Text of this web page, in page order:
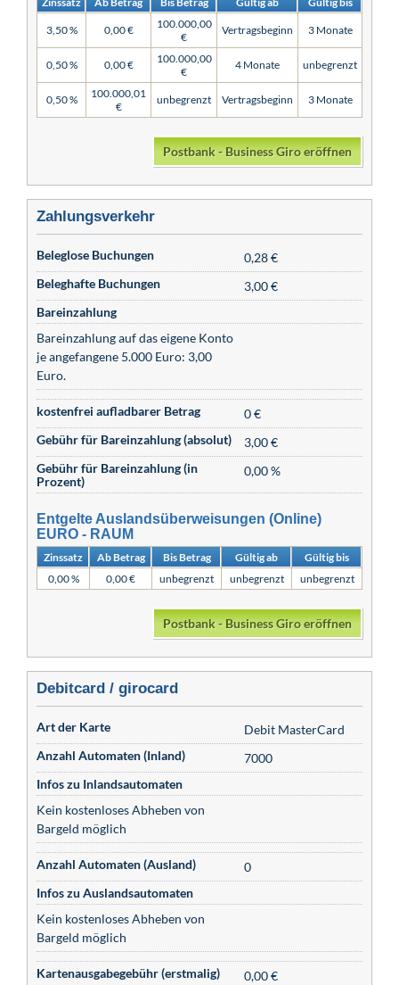
3,50 % 0,00 €
100.000,00
€
Vertragsbeginn 3 Monate
0,50 % 0,00 €
100.000,00
€
4 Monate unbegrenzt
0,50 %
100.000,01
€
unbegrenzt Vertragsbeginn 3 Monate
Postbank - Business Giro eröffnen
Zahlungsverkehr
Beleglose Buchungen
0,28 €
Beleghafte Buchungen
3,00 €
Bareinzahlung
Bareinzahlung auf das eigene Konto
je angefangene 5.000 Euro: 3,00
Euro.
kostenfrei aufladbarer Betrag
0 €
Gebühr für Bareinzahlung (absolut)
3,00 €
Gebühr für Bareinzahlung (in
Prozent)
0,00 %
Entgelte Auslandsüberweisungen (Online)
EURO - RAUM
Zinssatz Ab Betrag Bis Betrag Gültig ab
Gültig bis
0,00 %
0,00 € unbegrenzt unbegrenzt unbegrenzt
Postbank - Business Giro eröffnen
Debitcard / girocard
Art der Karte
Debit MasterCard
Anzahl Automaten (Inland)
7000
Infos zu Inlandsautomaten
Kein kostenloses Abheben von
Bargeld möglich
Anzahl Automaten (Ausland)
0
Infos zu Auslandsautomaten
Kein kostenloses Abheben von
Bargeld möglich
Kartenausgabegebühr (erstmalig)
0,00 €